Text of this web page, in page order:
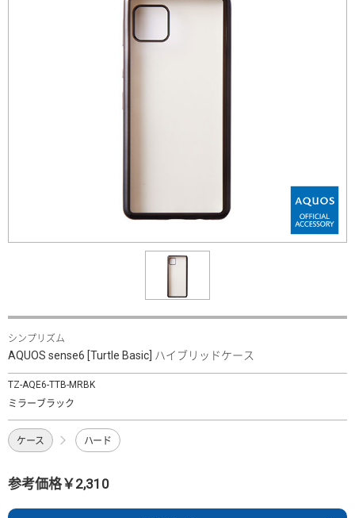
シンプリズム
AQUOS sense6 [Turtle Basic] ハイブリッドケース
TZ-AQE6-TTB-MRBK
ミラーブラック
ケース ハード
参考価格￥2,310